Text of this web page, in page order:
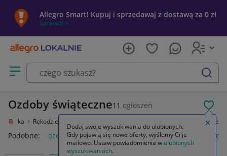
Allegro Smart! Kupuj i sprzedawaj z dostawą za 0 zł
Sprawdź »
Otwórz menu z kategoriami
szukaj
Ozdoby świąteczne11 ogłoszeń
i sztuka Rękodzieło Ozdoby świąteczne
Podobne: ozdoby świąteczne ozdoby świąteczne boże
Dodaj swoje wyszukiwania do ulubionych.
Gdy pojawią się nowe oferty, wyślemy Ci je
mailowo. Ustaw powiadomienia w ulubionych
wyszukiwaniach.